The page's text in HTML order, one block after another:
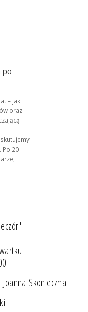
po
– jak
oraz
Po 20
Skonieczna